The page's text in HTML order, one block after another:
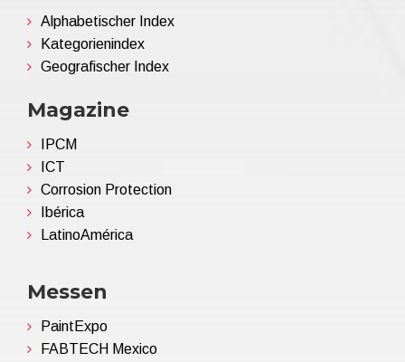
Alphabetischer Index
Kategorienindex
Geografischer Index
Magazine
IPCM
ICT
Corrosion Protection
Ibérica
LatinoAmérica
Messen
PaintExpo
FABTECH Mexico